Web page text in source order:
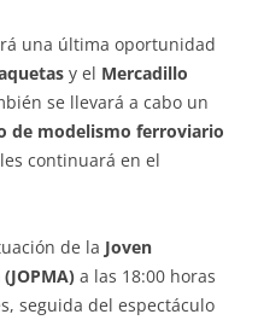
una última oportunidad
y el Mercadillo
se llevará a cabo un
de modelismo ferroviario
continuará en el
de la Joven
a las 18:00 horas
seguida del espectáculo